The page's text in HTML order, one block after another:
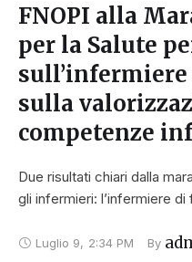
FNOPI alla
per la Salute
sulla
competenze
Due risultati chiari dalla
gli infermieri: l’infermiere di
Luglio 9, 2:34 PM By